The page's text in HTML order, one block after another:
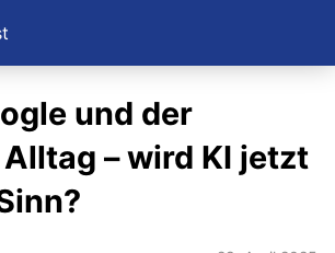
und der
– wird KI jetzt